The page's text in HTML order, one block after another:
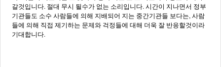
갈것입니다. 절대 무시 될수가 없는 소리입니다. 시간이 지나면서 정부
기관들도 소수 사람들에 의해 지배되어 지는 중간기관들 보다는, 사람
들에 의해 직접 제기하는 문제와 걱정들에 대해 더욱 잘 반응할것이라
기대합니다.